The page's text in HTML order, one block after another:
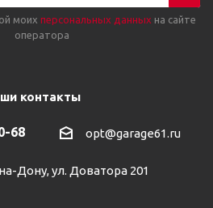
моих персональных данных на сайте
оператора
контакты
68 opt@garage61.ru
Дону, ул. Доватора 201